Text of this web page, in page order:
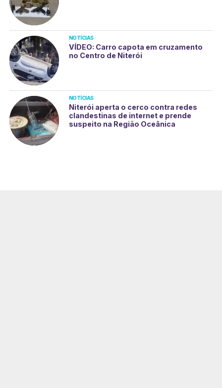
NOTÍCIAS
VÍDEO: Carro capota em cruzamento
no Centro de Niterói
NOTÍCIAS
Niterói aperta o cerco contra redes
clandestinas de internet e prende
suspeito na Região Oceânica